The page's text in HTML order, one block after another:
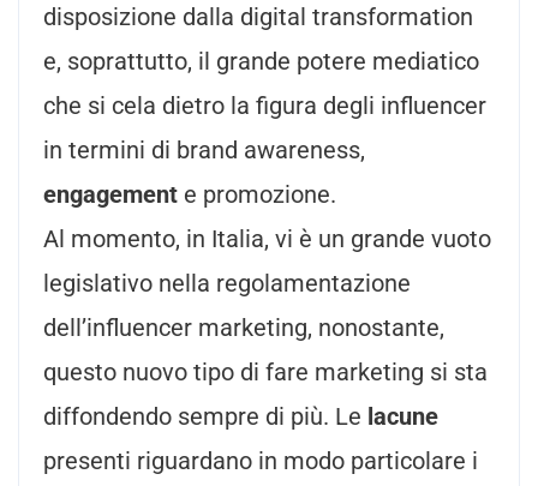
disposizione dalla digital transformation
e, soprattutto, il grande potere mediatico
che si cela dietro la figura degli influencer
in termini di brand awareness,
engagement e promozione.
Al momento, in Italia, vi è un grande vuoto
legislativo nella regolamentazione
dell’influencer marketing, nonostante,
questo nuovo tipo di fare marketing si sta
diffondendo sempre di più. Le lacune
presenti riguardano in modo particolare i